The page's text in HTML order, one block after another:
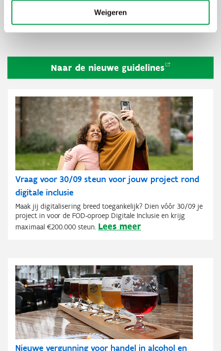
Weigeren
info over hoe de dienst werkt;
uitleg over hoe de toegankelijkheidsvoorschriften zijn
toegepast.
Naar de nieuwe guidelines
Vraag voor 30/09 steun voor jouw project rond
digitale inclusie
Maak jij digitalisering breed toegankelijk? Dien vóór 30/09 je
project in voor de FOD-oproep Digitale Inclusie en krijg
maximaal €200.000 steun. Lees meer
Nieuwe vergunning voor handel in alcohol en